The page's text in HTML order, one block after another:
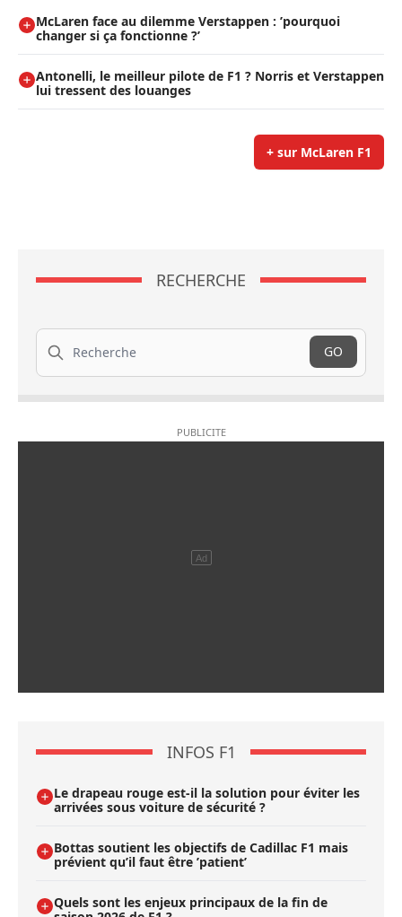
McLaren face au dilemme Verstappen : ’pourquoi
changer si ça fonctionne ?’
Antonelli, le meilleur pilote de F1 ? Norris et Verstappen
lui tressent des louanges
+ sur McLaren F1
RECHERCHE
Recherche
GO
INFOS F1
Le drapeau rouge est-il la solution pour éviter les
arrivées sous voiture de sécurité ?
Bottas soutient les objectifs de Cadillac F1 mais
prévient qu’il faut être ’patient’
Quels sont les enjeux principaux de la fin de